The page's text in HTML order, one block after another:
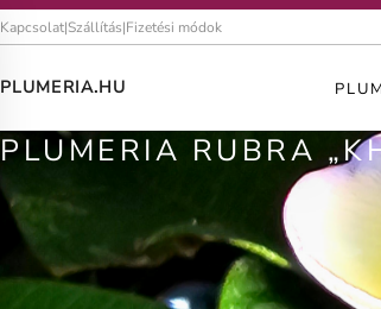
Kapcsolat|Szállítás|Fizetési módok
PLUMERIA.HU
PLUMERIA RUBRA